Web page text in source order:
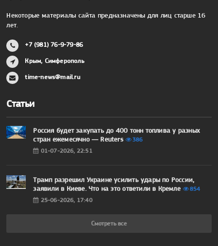
Некоторые материалы сайта предназначены для лиц старше 16
лет.
+7 (981) 76-9-79-86
Крым, Симферополь
time-news@mail.ru
Статьи
Россия будет закупать до 400 тонн топлива у разных
стран ежемесячно — Reuters
386
01-07-2026, 22:51
Трамп разрешил Украине усилить удары по России,
заявили в Киеве. Что на это ответили в Кремле
854
25-06-2026, 17:40
Смотреть все